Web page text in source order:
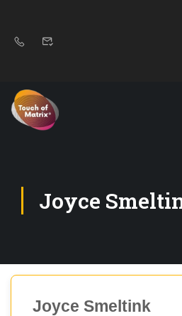
Joyce
Joyce Smeltink